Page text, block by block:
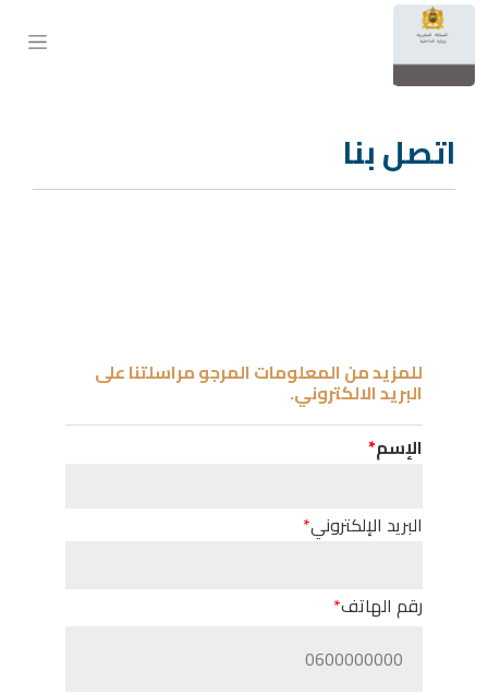
نموذج
اتصل بنا
للمزيد من المعلومات المرجو مراسلتنا على
البريد الالكتروني.
الإسم
البريد الإلكتروني
رقم الهاتف